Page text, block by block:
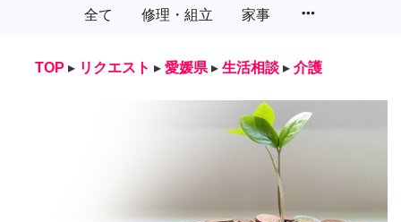
全て 修理・組立 家事 more_horiz
TOP ▸ リクエスト ▸ 愛媛県 ▸ 生活相談 ▸ 介護